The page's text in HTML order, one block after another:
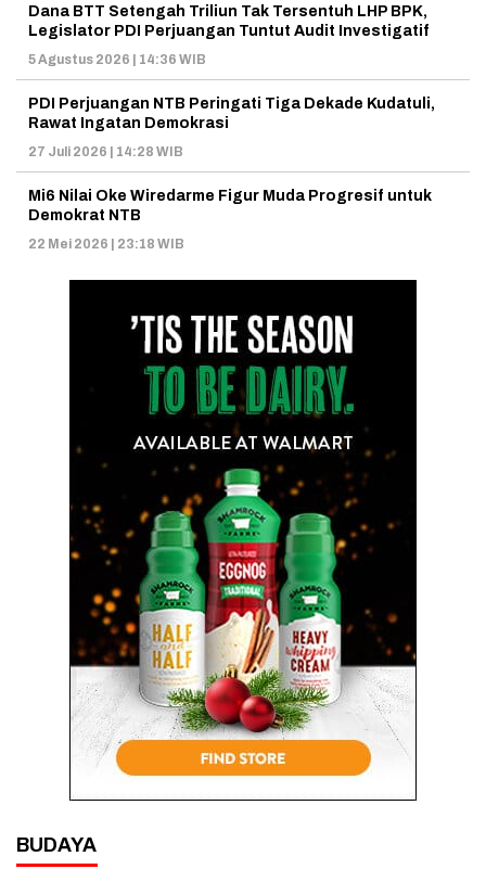
Dana BTT Setengah Triliun Tak Tersentuh LHP BPK,
Legislator PDI Perjuangan Tuntut Audit Investigatif
5 Agustus 2026 | 14:36 WIB
PDI Perjuangan NTB Peringati Tiga Dekade Kudatuli,
Rawat Ingatan Demokrasi
27 Juli 2026 | 14:28 WIB
Mi6 Nilai Oke Wiredarme Figur Muda Progresif untuk
Demokrat NTB
22 Mei 2026 | 23:18 WIB
BUDAYA